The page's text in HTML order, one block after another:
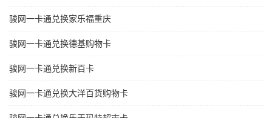
骏网一卡通兑换家乐福重庆
骏网一卡通兑换德基购物卡
骏网一卡通兑换新百卡
骏网一卡通兑换大洋百货购物卡